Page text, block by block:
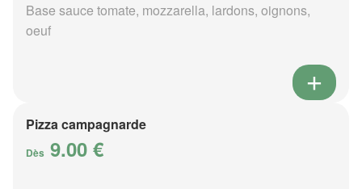
Base sauce tomate, mozzarella, lardons, oignons,
oeuf
Pizza campagnarde
Dès 9.00 €